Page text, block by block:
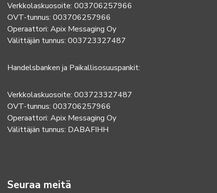
Verkkolaskuosoite: 003706257966
OVT-tunnus: 003706257966
Operaattori: Apix Messaging Oy
Välittäjän tunnus: 003723327487
Handelsbanken ja Paikallisosuuspankit:
Verkkolaskuosoite: 003723327487
OVT-tunnus: 003706257966
Operaattori: Apix Messaging Oy
Välittäjän tunnus: DABAFIHH
Seuraa meitä